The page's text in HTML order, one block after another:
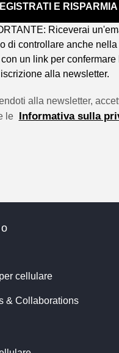
E RISPARMIA
Riceverai
di controllare anche nella
un link per confermare
iscrizione alla newsletter.
alla newsletter,
le Informativa sulla
cellulare
& Collaborations